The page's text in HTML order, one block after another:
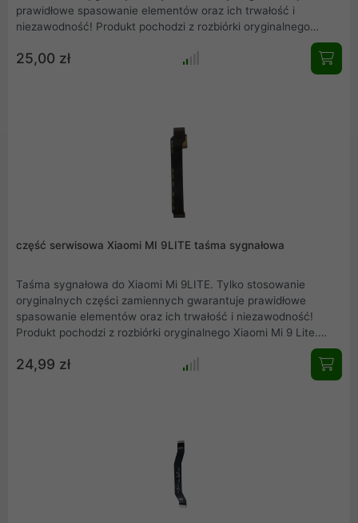
prawidłowe spasowanie elementów oraz ich trwałość i
niezawodność! Produkt pochodzi z rozbiórki oryginalnego
Pocophone F1.. Przedstawiamy rzeczywiste zdjęcie produktu.
Mamy również w ofercie inne części serwisowe, zapraszamy
25,00 zł
część serwisowa Xiaomi MI 9LITE taśma sygnałowa
Taśma sygnałowa do Xiaomi Mi 9LITE. Tylko stosowanie
oryginalnych części zamiennych gwarantuje prawidłowe
spasowanie elementów oraz ich trwałość i niezawodność!
Produkt pochodzi z rozbiórki oryginalnego Xiaomi Mi 9 Lite.
Przedstawiamy rzeczywiste zdjęcie produktu. Mamy również w
ofercie inne części serwisowe, zapraszamy do zakupów.
24,99 zł